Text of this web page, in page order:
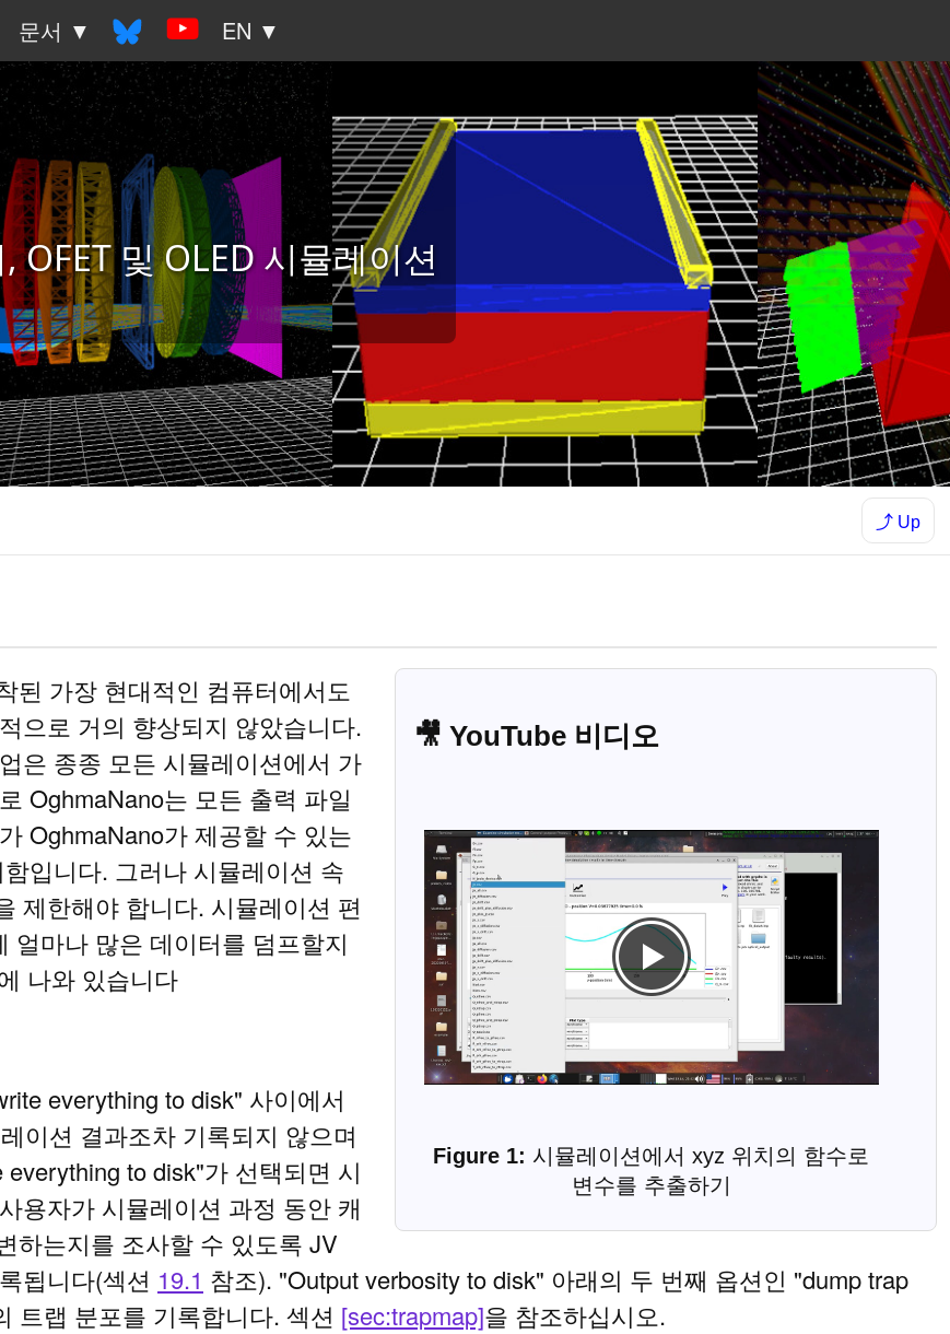
문서 ▼ EN ▼
및 OLED 시뮬레이션
⤴ Up
🎥 YouTube 비디오
시뮬레이션에서 xyz 위치의 함수로
변수를 추출하기
된 가장 현대적인 컴퓨터에서도
으로 거의 향상되지 않았습니다.
은 종종 모든 시뮬레이션에서 가
OghmaNano는 모든 출력 파일
OghmaNano가 제공할 수 있는
입니다. 그러나 시뮬레이션 속
제한해야 합니다. 시뮬레이션 편
얼마나 많은 데이터를 덤프할지
나와 있습니다
everything to disk" 사이에서
이션 결과조차 기록되지 않으며
to disk"가 선택되면 시
용자가 시뮬레이션 과정 동안 캐
하는지를 조사할 수 있도록 JV
됩니다(섹션 19.1 참조). "Output verbosity to disk" 아래의 두 번째 옵션인 "dump trap
트랩 분포를 기록합니다. 섹션 [sec:trapmap]을 참조하십시오.